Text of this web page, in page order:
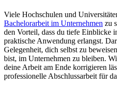
Viele Hochschulen und
Bachelorarbeit im Unternehmen zu
den Vorteil, dass du tiefe Einblicke
praktische Anwendung erlangst.
Gelegenheit, dich selbst zu
bist, im Unternehmen zu bleiben.
deine Arbeit am Ende korrigieren
professionelle Abschlussarbeit für